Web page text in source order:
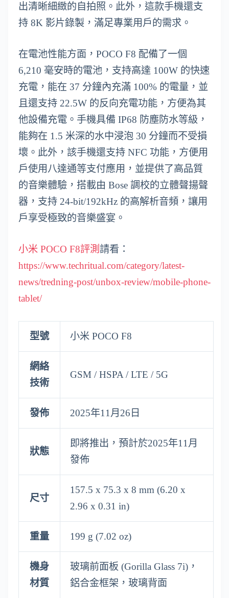
出清晰細緻的自拍照。此外，這款手機還支
持 8K 影片錄製，滿足專業用戶的需求。
在電池性能方面，POCO F8 配備了一個
6,210 毫安時的電池，支持高達 100W 的快速
充電，能在 37 分鐘內充滿 100% 的電量，並
且還支持 22.5W 的反向充電功能，方便為其
他設備充電。手機具備 IP68 防塵防水等級，
能夠在 1.5 米深的水中浸泡 30 分鐘而不受損
壞。此外，該手機還支持 NFC 功能，方便用
戶使用八達通等支付應用，並提供了高品質
的音樂體驗，搭載由 Bose 調校的立體聲揚聲
器，支持 24-bit/192kHz 的高解析音頻，讓用
戶享受極致的音樂盛宴。
小米 POCO F8評測請看：
https://www.techritual.com/category/latest-
news/tredning-post/unbox-review/mobile-phone-
tablet/
型號 小米 POCO F8
網絡
技術
GSM / HSPA / LTE / 5G
發佈 2025年11月26日
狀態
即將推出，預計於2025年11月
發佈
尺寸
157.5 x 75.3 x 8 mm (6.20 x
2.96 x 0.31 in)
重量 199 g (7.02 oz)
機身
材質
玻璃前面板 (Gorilla Glass 7i)，
鋁合金框架，玻璃背面